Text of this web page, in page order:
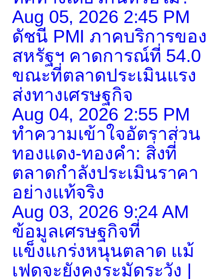
Aug 05, 2026 2:45 PM
ดัชนี PMI ภาคบริการของ
สหรัฐฯ คาดการณ์ที่ 54.0
ขณะที่ตลาดประเมินแรง
ส่งทางเศรษฐกิจ
Aug 04, 2026 2:55 PM
ทำความเข้าใจอัตราส่วน
ทองแดง-ทองคำ: สิ่งที่
ตลาดกำลังประเมินราคา
อย่างแท้จริง
Aug 03, 2026 9:24 AM
ข้อมูลเศรษฐกิจที่
แข็งแกร่งหนุนตลาด แม้
เฟดจะยังคงระมัดระวัง |